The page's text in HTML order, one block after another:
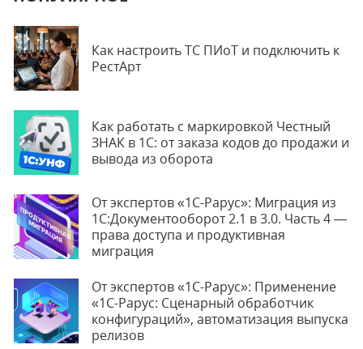
Как настроить ТС ПИоТ и подключить к
РестАрт
Как работать с маркировкой Честный
ЗНАК в 1С: от заказа кодов до продажи и
вывода из оборота
От экспертов «1С-Рарус»: Миграция из
1С:Документооборот 2.1 в 3.0. Часть 4 —
права доступа и продуктивная
миграция
От экспертов «1С-Рарус»: Применение
«1С-Рарус: Сценарный обработчик
конфигураций», автоматизация выпуска
релизов